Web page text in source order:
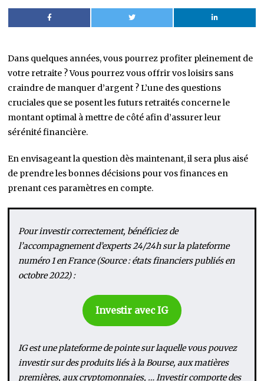
Dans quelques années, vous pourrez profiter pleinement de
votre retraite ? Vous pourrez vous offrir vos loisirs sans
craindre de manquer d’argent ? L’une des questions
cruciales que se posent les futurs retraités concerne le
montant optimal à mettre de côté afin d’assurer leur
sérénité financière.
En envisageant la question dès maintenant, il sera plus aisé
de prendre les bonnes décisions pour vos finances en
prenant ces paramètres en compte.
Pour investir correctement, bénéficiez de
l’accompagnement d’experts 24/24h sur la plateforme
numéro 1 en France (Source : états financiers publiés en
octobre 2022) :
Investir avec IG
IG est une plateforme de pointe sur laquelle vous pouvez
investir sur des produits liés à la Bourse, aux matières
premières, aux cryptomonnaies, … Investir comporte des